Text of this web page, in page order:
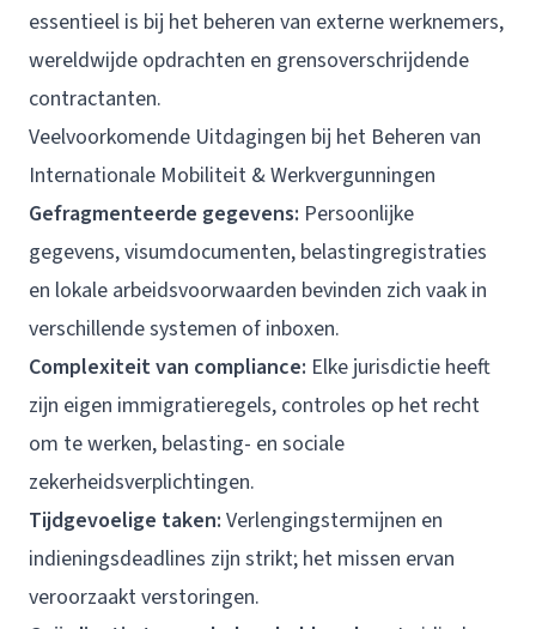
essentieel is bij het beheren van externe werknemers,
wereldwijde opdrachten en grensoverschrijdende
contractanten.
Veelvoorkomende Uitdagingen bij het Beheren van
Internationale Mobiliteit & Werkvergunningen
Gefragmenteerde gegevens: Persoonlijke
gegevens, visumdocumenten, belastingregistraties
en lokale arbeidsvoorwaarden bevinden zich vaak in
verschillende systemen of inboxen.
Complexiteit van compliance: Elke jurisdictie heeft
zijn eigen immigratieregels, controles op het recht
om te werken, belasting- en sociale
zekerheidsverplichtingen.
Tijdgevoelige taken: Verlengingstermijnen en
indieningsdeadlines zijn strikt; het missen ervan
veroorzaakt verstoringen.